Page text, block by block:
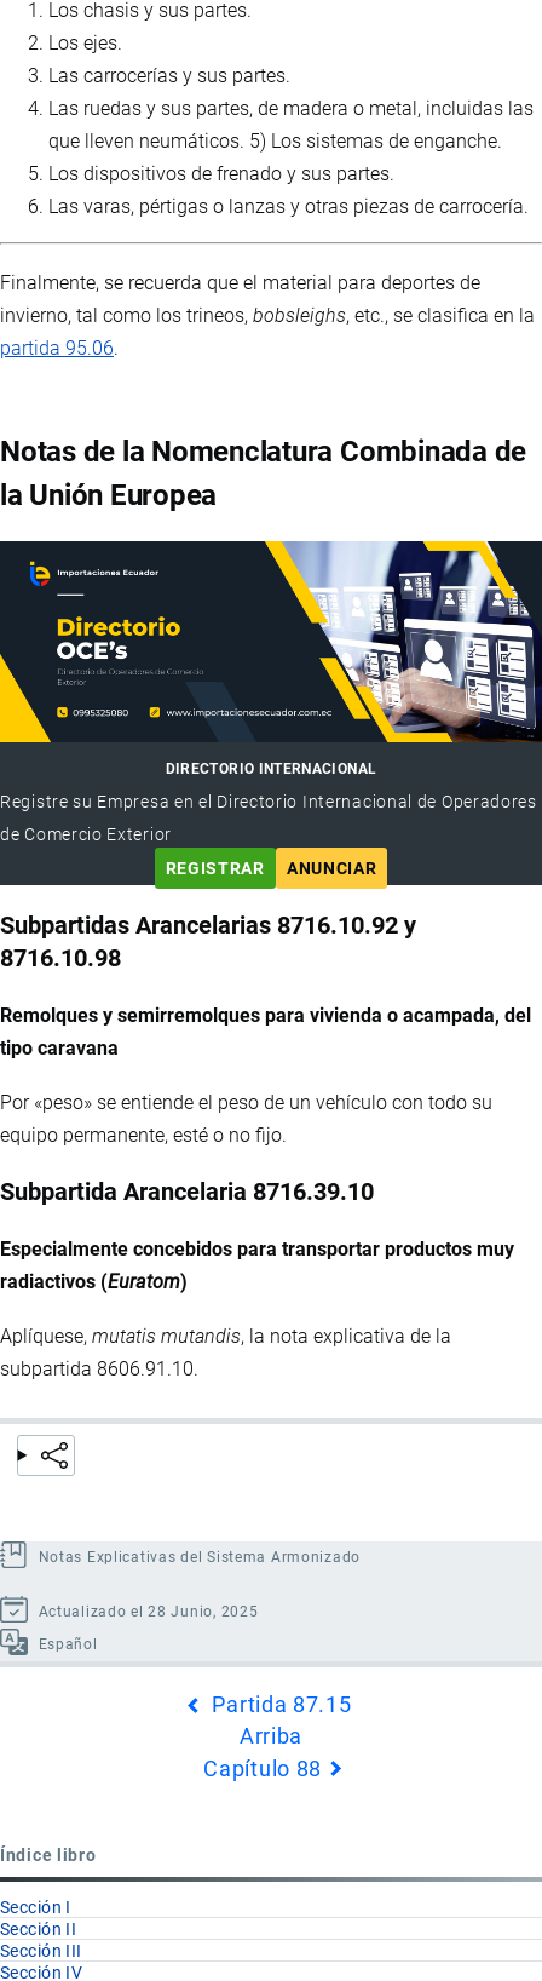
Los chasis y sus partes.
Los ejes.
Las carrocerías y sus partes.
Las ruedas y sus partes, de madera o metal, incluidas las
que lleven neumáticos. 5) Los sistemas de enganche.
Los dispositivos de frenado y sus partes.
Las varas, pértigas o lanzas y otras piezas de carrocería.
Finalmente, se recuerda que el material para deportes de
invierno, tal como los trineos, bobsleighs, etc., se clasifica en la
partida 95.06.
Notas de la Nomenclatura Combinada de
la Unión Europea
DIRECTORIO INTERNACIONAL
Registre su Empresa en el Directorio Internacional de Operadores
de Comercio Exterior
REGISTRAR
ANUNCIAR
Subpartidas Arancelarias 8716.10.92 y
8716.10.98
Remolques y semirremolques para vivienda o acampada, del
tipo caravana
Por «peso» se entiende el peso de un vehículo con todo su
equipo permanente, esté o no fijo.
Subpartida Arancelaria 8716.39.10
Especialmente concebidos para transportar productos muy
radiactivos (Euratom)
Aplíquese, mutatis mutandis, la nota explicativa de la
subpartida 8606.91.10.
Notas Explicativas del Sistema Armonizado
Actualizado el 28 Junio, 2025
Español
87.16
Partida 87.15
Arriba
Capítulo 88
Índice libro
Sección I
Sección II
Sección III
Sección IV